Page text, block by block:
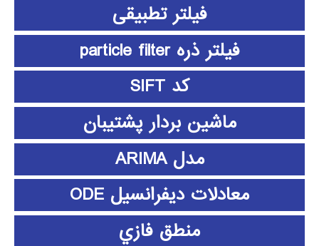
فیلتر تطبیقی
فیلتر ذره particle filter
کد SIFT
ماشین بردار پشتیبان
مدل ARIMA
معادلات دیفرانسیل ODE
منطق فازي